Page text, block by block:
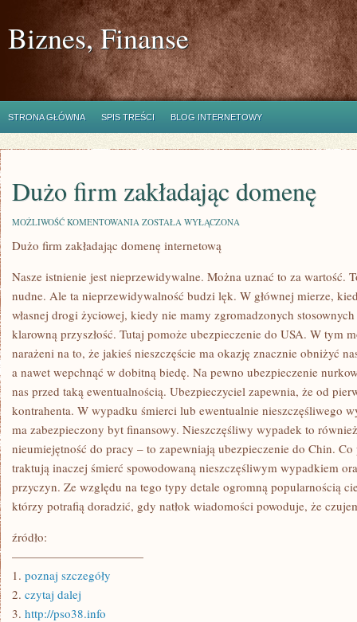
Biznes, Finanse
STRONA GŁÓWNA SPIS TREŚCI BLOG INTERNETOWY
Dużo firm zakładając domenę
MOŻLIWOŚĆ KOMENTOWANIA DUŻO
ZAKŁADAJĄC
DOMENĘ
ZOSTAŁA WYŁĄCZONA
Dużo firm zakładając domenę internetową
Nasze istnienie jest nieprzewidywalne. Można uznać to za wartość.
nudne. Ale ta nieprzewidywalność budzi lęk. W głównej mierze,
własnej drogi życiowej, kiedy nie mamy zgromadzonych
klarowną przyszłość. Tutaj pomoże ubezpieczenie do USA. W tym
narażeni na to, że jakieś nieszczęście ma okazję znacznie obniżyć
a nawet wepchnąć w dobitną biedę. Na pewno ubezpieczenie
nas przed taką ewentualnością. Ubezpieczyciel zapewnia, że od
kontrahenta. W wypadku śmierci lub ewentualnie nieszczęśliwego
ma zabezpieczony byt finansowy. Nieszczęśliwy wypadek to
nieumiejętność do pracy – to zapewniają ubezpieczenie do Chin.
traktują inaczej śmierć spowodowaną nieszczęśliwym wypadkiem
przyczyn. Ze względu na tego typy detale ogromną popularnością
którzy potrafią doradzić, gdy natłok wiadomości powoduje, że
źródło:
———————————
1. poznaj szczegóły
2. czytaj dalej
3. http://pso38.info